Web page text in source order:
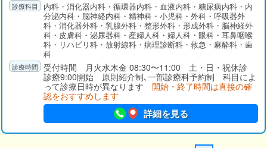
内科・消化器内科・循環器内科・血液内科・糖尿病内科・内
分泌内科・脳神経内科・精神科・小児科・外科・呼吸器外
科・消化器外科・乳腺外科・整形外科・形成外科・脳神経外
科・皮膚科・泌尿器科・産婦人科・婦人科・眼科・耳鼻咽喉
科・リハビリ科・放射線科・病理診断科・救急・麻酔科・歯
科
受付時間 月火水木金 08:30〜11:00 土・日・祝休診
診療9:00開始 原則紹介制､一部診療科予約制 科目によ
って診療日時が異なります 開始・終了時間は直接の確
認をおすすめします
詳細を見る